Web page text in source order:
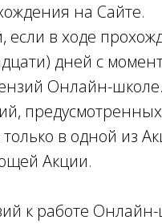
на Сайте.
если в ходе
дней с
Онлайн-школе.
в одной из
Акции.
к работе